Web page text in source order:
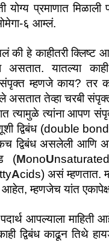
प्रमाणात
६ आम्लं.
हे काहीतरी क्लिष्ट
असतात. यातल्या
म्हणजे काय? तर
तेव्हा चरबी संपृक्त
त्यांना आपण
रेणूशी द्विबंध (double
द्विबंध असलेली आणि
(MonoUnsaturated
Acids) असं म्हणतात.
म्हणजेच यांत
आपल्याला माहिती
द्विबंध काढून तिथे